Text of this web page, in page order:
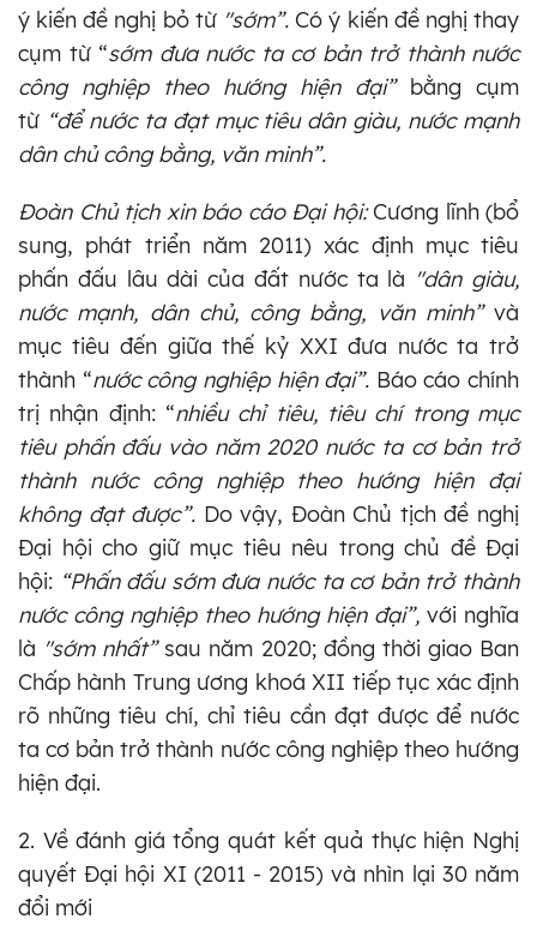
ý kiến đề nghị bỏ từ "sớm”. Có ý kiến đề nghị thay
cụm từ “sớm đưa nước ta cơ bản trở thành nước
công nghiệp theo hướng hiện đại” bằng cụm
từ “để nước ta đạt mục tiêu dân giàu, nước mạnh
dân chủ công bằng, văn minh”.
Đoàn Chủ tịch xin báo cáo Đại hội:Cương lĩnh (bổ
sung, phát triển năm 2011) xác định mục tiêu
phấn đấu lâu dài của đất nước ta là "dân giàu,
nước mạnh, dân chủ, công bằng, văn minh” và
mục tiêu đến giữa thế kỷ XXI đưa nước ta trở
thành “nước công nghiệp hiện đại”. Báo cáo chính
trị nhận định: “nhiều chỉ tiêu, tiêu chí trong mục
tiêu phấn đấu vào năm 2020 nước ta cơ bản trở
thành nước công nghiệp theo hướng hiện đại
không đạt được”. Do vậy, Đoàn Chủ tịch đề nghị
Đại hội cho giữ mục tiêu nêu trong chủ đề Đại
hội: “Phấn đấu sớm đưa nước ta cơ bản trở thành
nước công nghiệp theo hướng hiện đại”, với nghĩa
là "sớm nhất” sau năm 2020; đồng thời giao Ban
Chấp hành Trung ương khoá XII tiếp tục xác định
rõ những tiêu chí, chỉ tiêu cần đạt được để nước
ta cơ bản trở thành nước công nghiệp theo hướng
hiện đại.
2. Về đánh giá tổng quát kết quả thực hiện Nghị
quyết Đại hội XI (2011 - 2015) và nhìn lại 30 năm
đổi mới